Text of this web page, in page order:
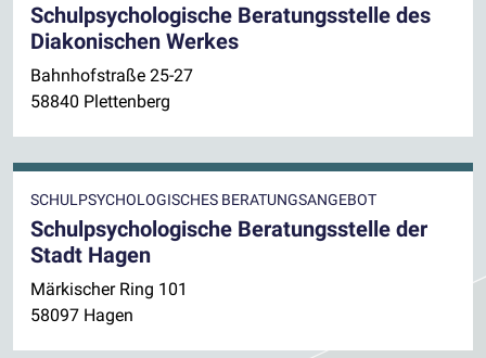
Schulpsychologische Beratungsstelle des
Diakonischen Werkes
Bahnhofstraße 25-27
58840 Plettenberg
SCHULPSYCHOLOGISCHES BERATUNGSANGEBOT
Schulpsychologische Beratungsstelle der
Stadt Hagen
Märkischer Ring 101
58097 Hagen